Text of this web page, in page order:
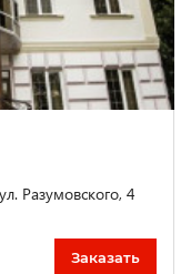
Разумовского, 4
Заказать